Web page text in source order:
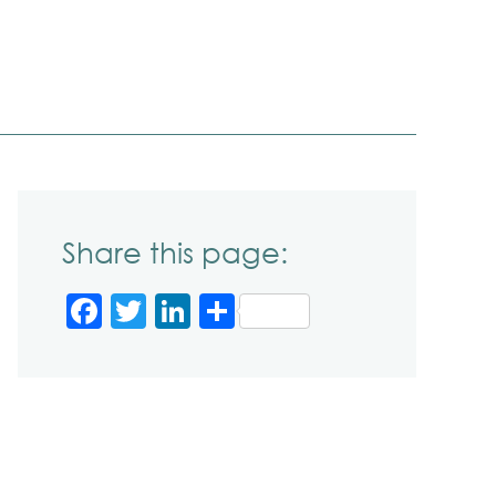
Share this page:
Facebook
Twitter
LinkedIn
Partager